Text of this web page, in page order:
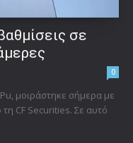
σε
0
μοιράστηκε σήμερα με
CF Securities. Σε αυτό